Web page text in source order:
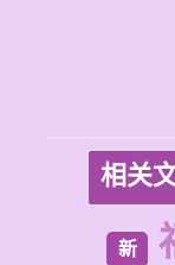
相关
新